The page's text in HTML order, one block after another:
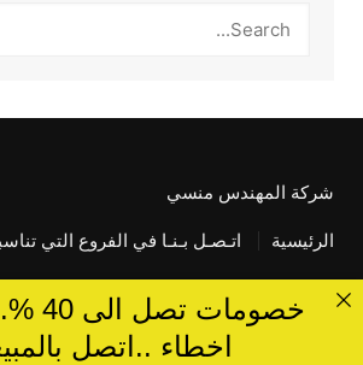
شركة المهندس منسي
الرئيسية اتـصـل بـنـا في الفروع التي
اخطاء ..اتصل